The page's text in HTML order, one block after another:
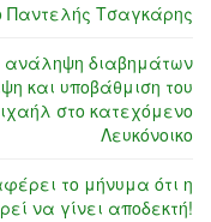
Παντελής Τσαγκάρης
ανάληψη διαβημάτων
και υποβάθμιση του
στο κατεχόμενο
Λευκόνοικο
το μήνυμα ότι η
να γίνει αποδεκτή!